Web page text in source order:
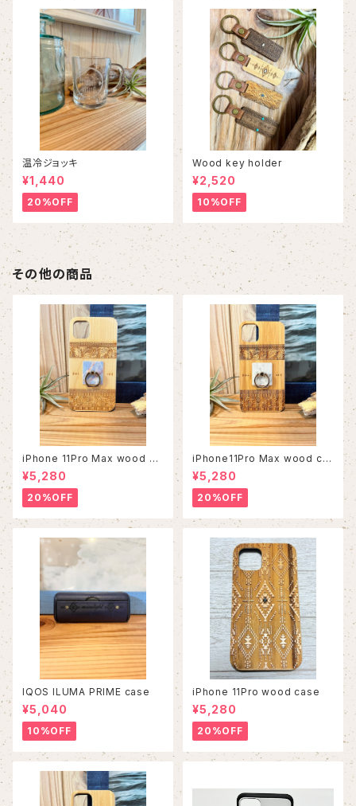
温冷ジョッキ
¥1,440
20%OFF
Wood key holder
¥2,520
10%OFF
その他の商品
iPhone 11Pro Max wood ca
se
¥5,280
20%OFF
iPhone11Pro Max wood ca
se
¥5,280
20%OFF
IQOS ILUMA PRIME case
¥5,040
10%OFF
iPhone 11Pro wood case
¥5,280
20%OFF